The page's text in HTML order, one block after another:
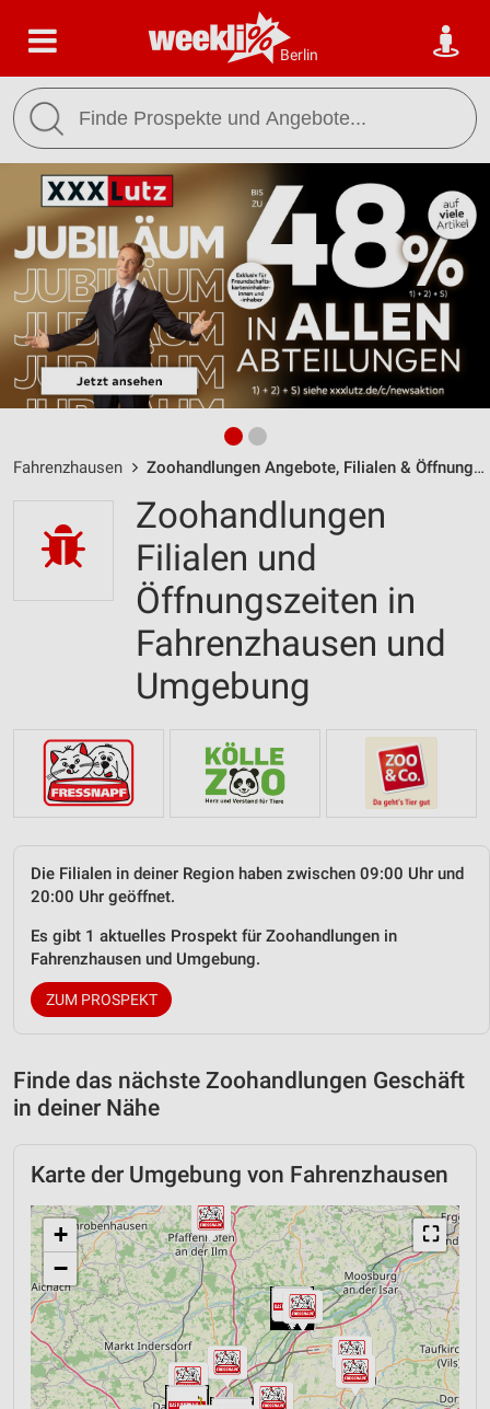
Berlin
Fahrenzhausen Zoohandlungen Angebote, Filialen & Öffnungszeiten
Zoohandlungen
Filialen und
Öffnungszeiten in
Fahrenzhausen und
Umgebung
Die Filialen in deiner Region haben zwischen 09:00 Uhr und
20:00 Uhr geöffnet.
Es gibt 1 aktuelles Prospekt für Zoohandlungen in
Fahrenzhausen und Umgebung.
ZUM PROSPEKT
Finde das nächste Zoohandlungen Geschäft
in deiner Nähe
Karte der Umgebung von Fahrenzhausen
⛶
+
−